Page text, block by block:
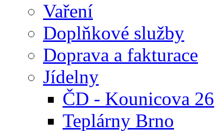
Vaření
Doplňkové služby
Doprava a fakturace
Jídelny
ČD - Kounicova 26
Teplárny Brno